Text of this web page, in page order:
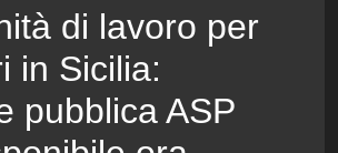
di lavoro per
in Sicilia:
pubblica ASP